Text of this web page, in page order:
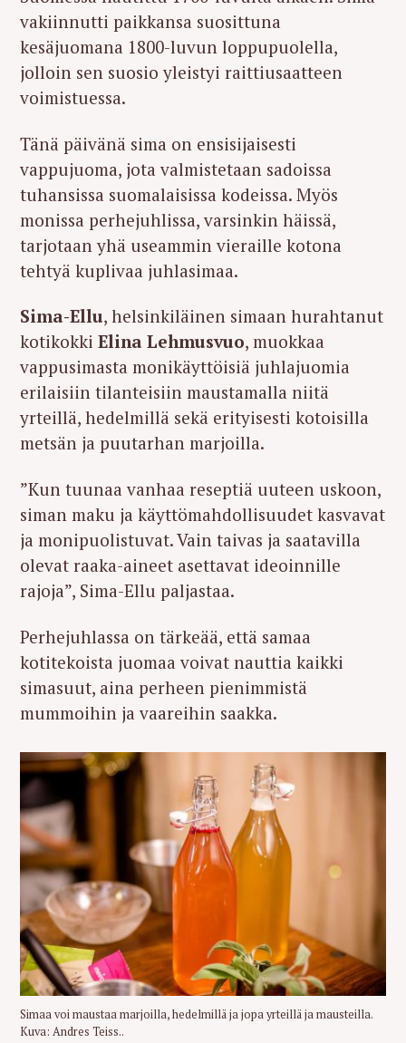
vakiinnutti paikkansa suosittuna
kesäjuomana 1800-luvun loppupuolella,
jolloin sen suosio yleistyi raittiusaatteen
voimistuessa.
Tänä päivänä sima on ensisijaisesti
vappujuoma, jota valmistetaan sadoissa
tuhansissa suomalaisissa kodeissa. Myös
monissa perhejuhlissa, varsinkin häissä,
tarjotaan yhä useammin vieraille kotona
tehtyä kuplivaa juhlasimaa.
Sima-Ellu, helsinkiläinen simaan hurahtanut
kotikokki Elina Lehmusvuo, muokkaa
vappusimasta monikäyttöisiä juhlajuomia
erilaisiin tilanteisiin maustamalla niitä
yrteillä, hedelmillä sekä erityisesti kotoisilla
metsän ja puutarhan marjoilla.
”Kun tuunaa vanhaa reseptiä uuteen uskoon,
siman maku ja käyttömahdollisuudet kasvavat
ja monipuolistuvat. Vain taivas ja saatavilla
olevat raaka-aineet asettavat ideoinnille
rajoja”, Sima-Ellu paljastaa.
Perhejuhlassa on tärkeää, että samaa
kotitekoista juomaa voivat nauttia kaikki
simasuut, aina perheen pienimmistä
mummoihin ja vaareihin saakka.
Simaa voi maustaa marjoilla, hedelmillä ja jopa yrteillä ja mausteilla.
Kuva: Andres Teiss..